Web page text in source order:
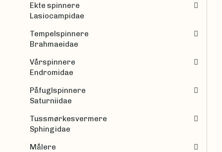
Ekte spinnere
Lasiocampidae
Tempelspinnere
Brahmaeidae
Vårspinnere
Endromidae
Påfuglspinnere
Saturniidae
Tussmørkesvermere
Sphingidae
Målere